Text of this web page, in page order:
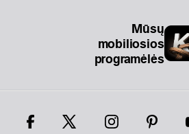
Mūsų
mobiliosios
programėlės